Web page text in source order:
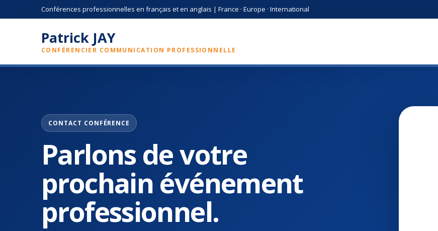
Contact Patrick JAY, conférencier en communication professionnelle
Conférences professionnelles en français et en anglais | France · Europe · International
Patrick JAY
CONFÉRENCIER COMMUNICATION PROFESSIONNELLE
CONTACT CONFÉRENCE
Parlons de votre
prochain événement
professionnel.